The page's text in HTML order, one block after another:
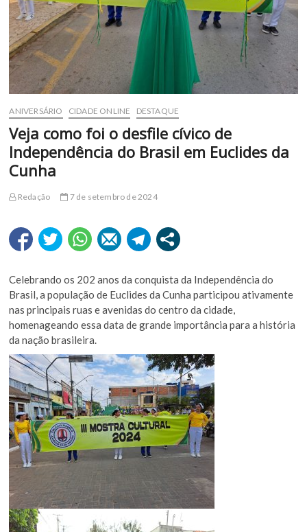
ANIVERSÁRIO CIDADE ONLINE DESTAQUE
Veja como foi o desfile cívico de
Independência do Brasil em Euclides da
Cunha
Redação 7 de setembro de 2024
Celebrando os 202 anos da conquista da Independência do
Brasil, a população de Euclides da Cunha participou ativamente
nas principais ruas e avenidas do centro da cidade,
homenageando essa data de grande importância para a história
da nação brasileira.